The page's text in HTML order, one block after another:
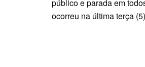
público e parada em
ocorreu na última terça